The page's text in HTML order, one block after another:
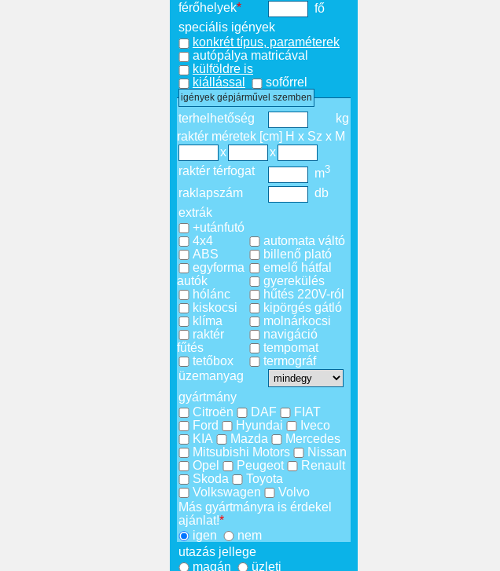
férőhelyek*
fő
speciális igények
konkrét típus, paraméterek
autópálya matricával
külföldre is
kiállással
sofőrrel
igények gépjárművel szemben
terhelhetőség
kg
raktér méretek [cm] H x Sz x M
x
x
raktér térfogat
m3
raklapszám
db
extrák
+utánfutó
4x4
ABS
egyforma
autók
hólánc
kiskocsi
klíma
raktér
fűtés
tetőbox
automata váltó
billenő plató
emelő hátfal
gyerekülés
hűtés 220V-ról
kipörgés gátló
molnárkocsi
navigáció
tempomat
termográf
üzemanyag
gyártmány
Citroën
DAF
FIAT
Ford
Hyundai
Iveco
KIA
Mazda
Mercedes
Mitsubishi Motors
Nissan
Opel
Peugeot
Renault
Skoda
Toyota
Volkswagen
Volvo
Más gyártmányra is érdekel
ajánlat!*
igen
nem
utazás jellege
magán
üzleti